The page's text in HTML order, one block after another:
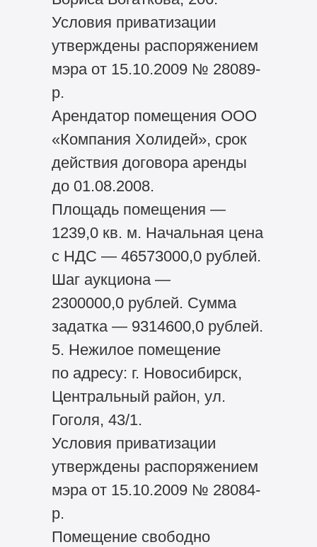
Условия приватизации
утверждены распоряжением
мэра от 15.10.2009 № 28089-
р.
Арендатор помещения ООО
«Компания Холидей», срок
действия договора аренды
до 01.08.2008.
Площадь помещения —
1239,0 кв. м. Начальная цена
с НДС — 46573000,0 рублей.
Шаг аукциона —
2300000,0 рублей. Сумма
задатка — 9314600,0 рублей.
5. Нежилое помещение
по адресу: г. Новосибирск,
Центральный район, ул.
Гоголя, 43/1.
Условия приватизации
утверждены распоряжением
мэра от 15.10.2009 № 28084-
р.
Помещение свободно